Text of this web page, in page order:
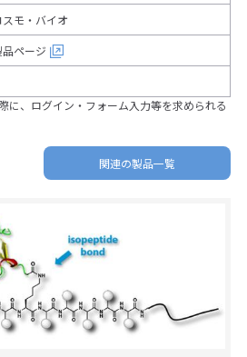
スモ・バイオ
品ページ
に、ログイン・フォーム入力等を求められる
関連の製品一覧